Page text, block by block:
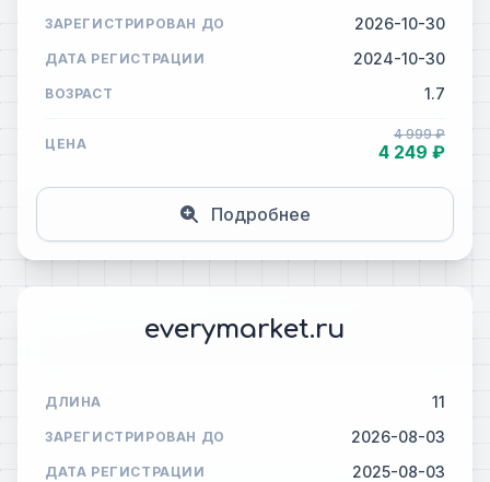
ЗАРЕГИСТРИРОВАН ДО 2026-10-30
ДАТА РЕГИСТРАЦИИ 2024-10-30
ВОЗРАСТ 1.7
ЦЕНА
4 999 ₽
4 249 ₽
Подробнее
everymarket.ru
ДЛИНА 11
ЗАРЕГИСТРИРОВАН ДО 2026-08-03
ДАТА РЕГИСТРАЦИИ 2025-08-03